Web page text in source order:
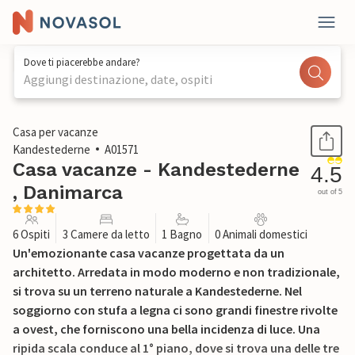
Dove ti piacerebbe andare?
Aggiungi destinazione, date, ospiti
1 / 20
Casa per vacanze
Kandestederne
A01571
Casa vacanze - Kandestederne
, Danimarca
4.5
out of 5
6 Ospiti 3 Camere da letto 1 Bagno 0 Animali domestici
Un'emozionante casa vacanze progettata da un
architetto. Arredata in modo moderno e non tradizionale,
si trova su un terreno naturale a Kandestederne. Nel
soggiorno con stufa a legna ci sono grandi finestre rivolte
a ovest, che forniscono una bella incidenza di luce. Una
ripida scala conduce al 1° piano, dove si trova una delle tre